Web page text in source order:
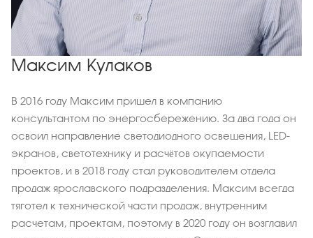
Максим Кулаков
В 2016 году Максим пришел в компанию
консультантом по энергосбережению. За два года он
освоил направление светодиодного освещения, LED-
экранов, светотехнику и расчётов окупаемости
проектов, и в 2018 году стал руководителем отдела
продаж ярославского подразделения. Максим всегда
тяготел к технической части продаж, внутренним
расчетам, проектам, поэтому в 2020 году он возглавил